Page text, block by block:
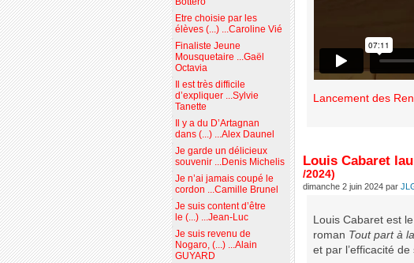
Lancement des
Louis Cabaret
/2024)
dimanche 2 juin 2024 par
Louis Cabaret est
roman Tout part à
et par l’efficacité
Etre choisie par les
élèves (...) ...Caroline Vié
Finaliste Jeune
Mousquetaire ...Gaël
Octavia
Il est très difficile
d’expliquer ...Sylvie
Tanette
Il y a du D’Artagnan
dans (...) ...Alex Daunel
Je garde un délicieux
souvenir ...Denis Michelis
Je n’ai jamais coupé le
cordon ...Camille Brunel
Je suis content d’être
le (...) ...Jean-Luc
Je suis revenu de
Nogaro, (...) ...Alain
GUYARD